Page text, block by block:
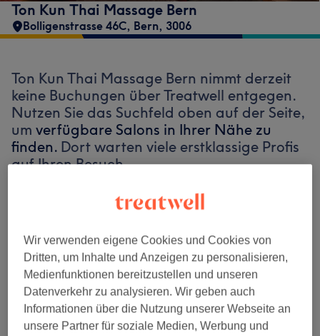
Ton Kun Thai Massage Bern
Bolligenstrasse 46C, Bern, 3006
Ton Kun Thai Massage Bern nimmt derzeit
keine Buchungen über Treatwell entgegen.
Nutzen Sie das Suchfeld oben auf der Seite,
um verfügbare Salons in Ihrer Nähe zu
finden. Dort warten viele erstklassige Profis
auf Ihren Besuch.
Finde die besten Salons in deiner Nähe
Auf Treatwell finden
Wir verwenden eigene Cookies und Cookies von
Dritten, um Inhalte und Anzeigen zu personalisieren,
Medienfunktionen bereitzustellen und unseren
Datenverkehr zu analysieren. Wir geben auch
Informationen über die Nutzung unserer Webseite an
unsere Partner für soziale Medien, Werbung und